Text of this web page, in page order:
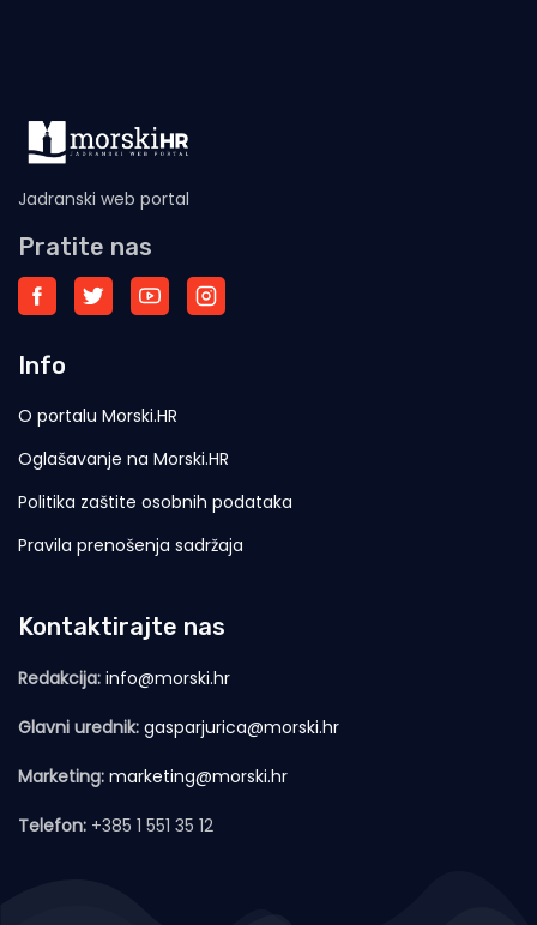
Jadranski web portal
Pratite nas
Info
O portalu Morski.HR
Oglašavanje na Morski.HR
Politika zaštite osobnih podataka
Pravila prenošenja sadržaja
Kontaktirajte nas
Redakcija: info@morski.hr
Glavni urednik: gasparjurica@morski.hr
Marketing: marketing@morski.hr
Telefon: +385 1 551 35 12